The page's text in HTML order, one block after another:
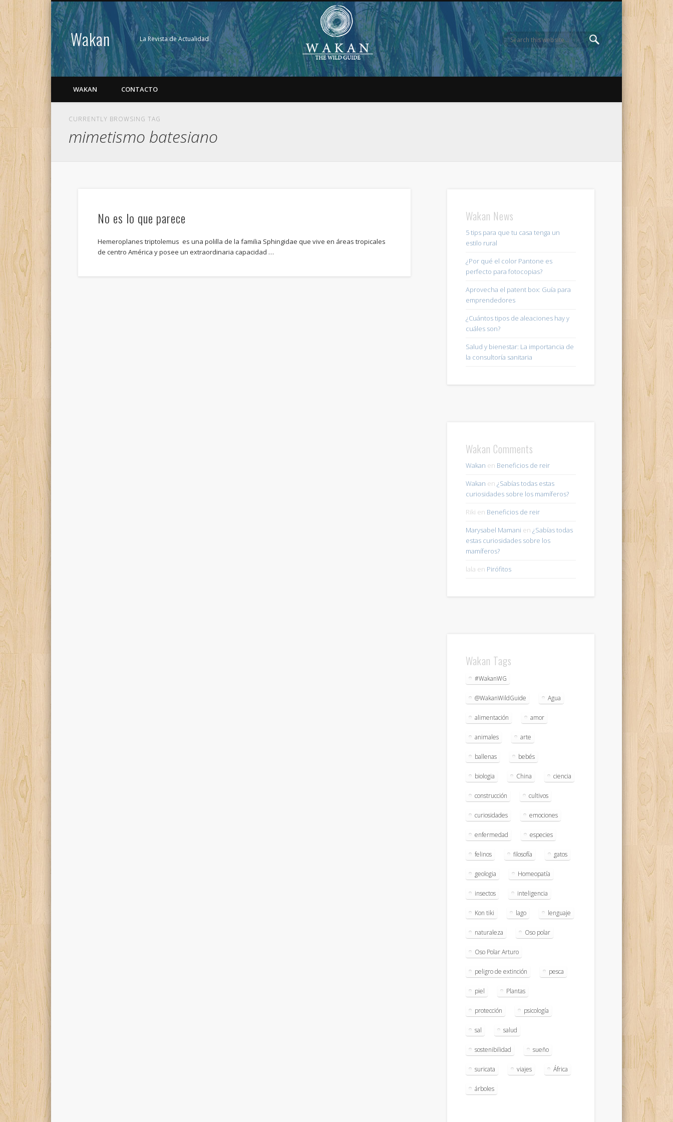
Wakan La Revista de Actualidad
WAKAN CONTACTO
CURRENTLY BROWSING TAG
mimetismo batesiano
No es lo que parece
Hemeroplanes triptolemus es una polilla de la familia Sphingidae que vive en áreas tropicales
de centro América y posee un extraordinaria capacidad …
Wakan News
5 tips para que tu casa tenga un
estilo rural
¿Por qué el color Pantone es
perfecto para fotocopias?
Aprovecha el patent box: Guía para
emprendedores
¿Cuántos tipos de aleaciones hay y
cuáles son?
Salud y bienestar: La importancia de
la consultoría sanitaria
Wakan Comments
Wakan en Beneficios de reir
Wakan en ¿Sabías todas estas
curiosidades sobre los mamíferos?
Riki en Beneficios de reir
Marysabel Mamani en ¿Sabías todas
estas curiosidades sobre los
mamíferos?
lala en Pirófitos
Wakan Tags
#WakanWG
@WakanWildGuide Agua
alimentación amor
animales arte
ballenas bebés
biologia China ciencia
construcción cultivos
curiosidades emociones
enfermedad especies
felinos filosofía gatos
geologia Homeopatía
insectos inteligencia
Kon tiki lago lenguaje
naturaleza Oso polar
Oso Polar Arturo
peligro de extinción pesca
piel Plantas
protección psicología
sal salud
sostenibilidad sueño
suricata viajes África
árboles